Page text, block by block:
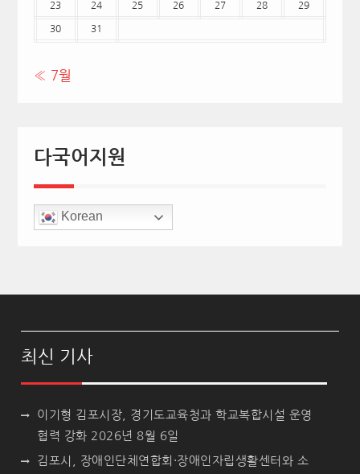
23 24 25 26 27 28 29
30 31
« 7월
다국어지원
Korean
최신 기사
이기형 김포시장, 경기도교육청과 학교복합시설 운영
협력 강화 2026년 8월 6일
김포시, 장애인단체연합회·장애인자립생활센터와 소